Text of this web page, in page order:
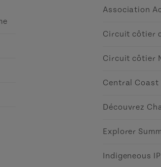
Association
Circuit côtier
Circuit côtier
Central Coast
Découvrez
Explorer
Indigeneous